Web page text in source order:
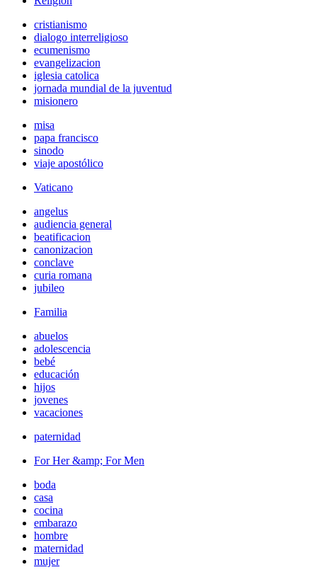
cristianismo
dialogo interreligioso
ecumenismo
evangelizacion
iglesia catolica
jornada mundial de la juventud
misionero
misa
papa francisco
sinodo
viaje apostólico
Vaticano
angelus
audiencia general
beatificacion
canonizacion
conclave
curia romana
jubileo
Familia
abuelos
adolescencia
bebé
educación
hijos
jovenes
vacaciones
paternidad
For Her &amp; For Men
boda
casa
cocina
embarazo
hombre
maternidad
mujer